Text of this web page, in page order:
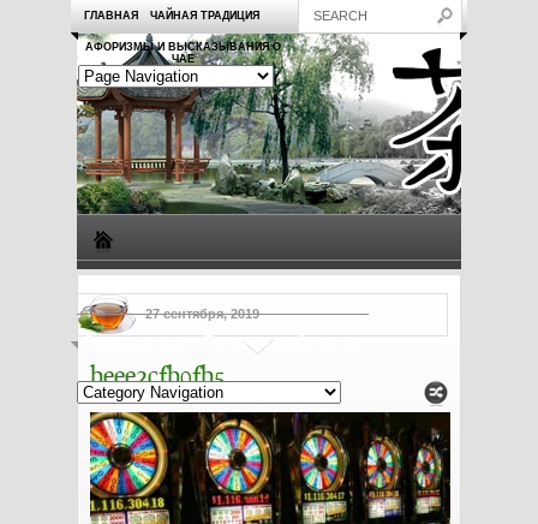
ГЛАВНАЯ ЧАЙНАЯ ТРАДИЦИЯ
АФОРИЗМЫ И ВЫСКАЗЫВАНИЯ О
ЧАЕ
Рецепты с чаем Полезные свойства чая
27 сентября, 2019
beee2cfb0fb5